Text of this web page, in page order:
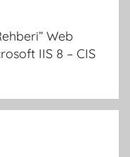
Web
IIS 8 – CIS